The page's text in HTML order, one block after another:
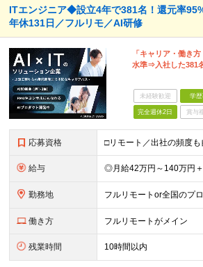
ITエンジニア◆設立4年で381名！還元率
年休131日／フルリモ／AI研修
「キャリア・働き
水準⇒入社した381
未経験歓迎 学歴
完全週休2日 賞与
応募資格
給与
勤務地
働き方 フルリモートがメイン
残業時間 10時間以内